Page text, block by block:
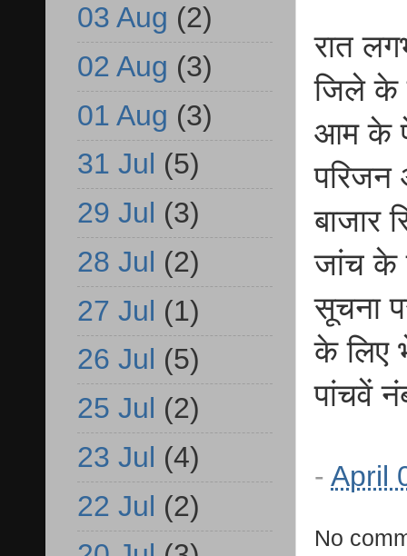
रात
जिले के
आम के
बाजार
जांच के
सूचना
के लिए
पांचवें
- April
No
03 Aug (2)
02 Aug (3)
01 Aug (3)
31 Jul (5)
29 Jul (3)
28 Jul (2)
27 Jul (1)
26 Jul (5)
25 Jul (2)
23 Jul (4)
22 Jul (2)